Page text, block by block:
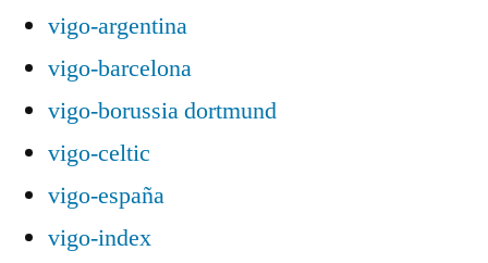
vigo-argentina
vigo-barcelona
vigo-borussia dortmund
vigo-celtic
vigo-españa
vigo-index